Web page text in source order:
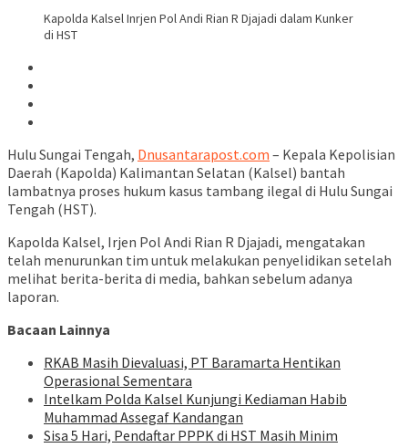
Kapolda Kalsel Inrjen Pol Andi Rian R Djajadi dalam Kunker
di HST
Hulu Sungai Tengah, Dnusantarapost.com – Kepala Kepolisian
Daerah (Kapolda) Kalimantan Selatan (Kalsel) bantah
lambatnya proses hukum kasus tambang ilegal di Hulu Sungai
Tengah (HST).
Kapolda Kalsel, Irjen Pol Andi Rian R Djajadi, mengatakan
telah menurunkan tim untuk melakukan penyelidikan setelah
melihat berita-berita di media, bahkan sebelum adanya
laporan.
Bacaan Lainnya
RKAB Masih Dievaluasi, PT Baramarta Hentikan
Operasional Sementara
Intelkam Polda Kalsel Kunjungi Kediaman Habib
Muhammad Assegaf Kandangan
Sisa 5 Hari, Pendaftar PPPK di HST Masih Minim